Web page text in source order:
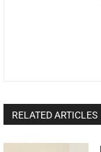
RELATED ARTICLES